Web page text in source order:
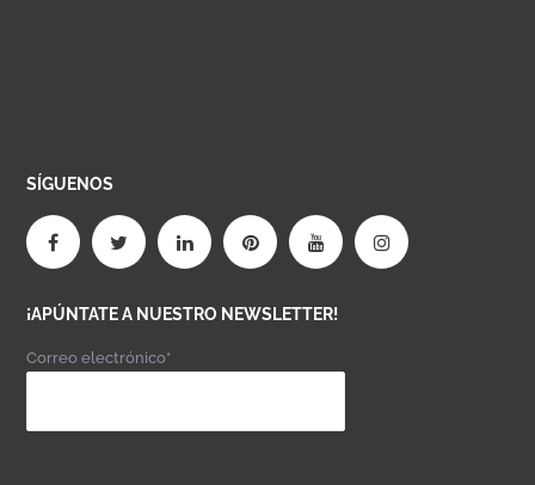
SÍGUENOS
¡APÚNTATE A NUESTRO NEWSLETTER!
Correo electrónico*